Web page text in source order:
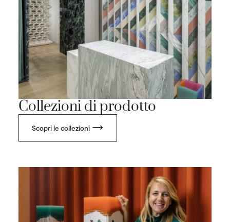
Collezioni di prodotto
Scopri le collezioni